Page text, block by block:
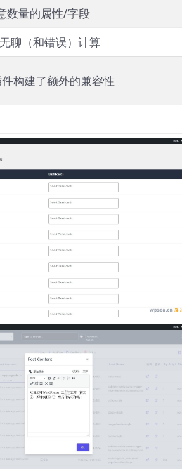
数量的属性/字段
聊（和错误）计算
构建了额外的兼容性